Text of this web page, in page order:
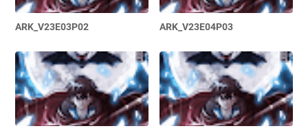
ARK_V23E03P02 ARK_V23E04P03